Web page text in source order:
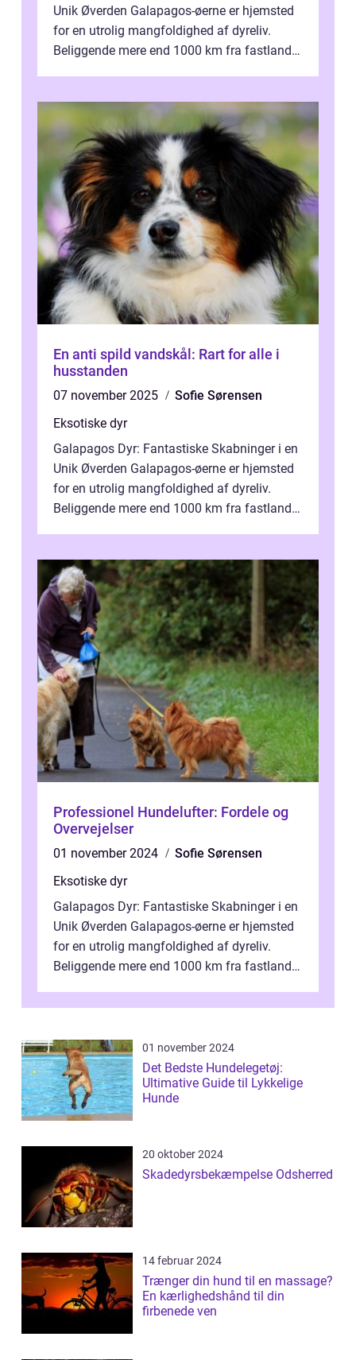
Unik Øverden Galapagos-øerne er hjemsted
for en utrolig mangfoldighed af dyreliv.
Beliggende mere end 1000 km fra fastlandet
En anti spild vandskål: Rart for alle i
husstanden
07 november 2025
Sofie Sørensen
Eksotiske dyr
Galapagos Dyr: Fantastiske Skabninger i en
Unik Øverden Galapagos-øerne er hjemsted
for en utrolig mangfoldighed af dyreliv.
Beliggende mere end 1000 km fra fastlandet
Professionel Hundelufter: Fordele og
Overvejelser
01 november 2024
Sofie Sørensen
Eksotiske dyr
Galapagos Dyr: Fantastiske Skabninger i en
Unik Øverden Galapagos-øerne er hjemsted
for en utrolig mangfoldighed af dyreliv.
Beliggende mere end 1000 km fra fastlandet
01 november 2024
Det Bedste Hundelegetøj:
Ultimative Guide til Lykkelige
Hunde
20 oktober 2024
Skadedyrsbekæmpelse Odsherred
14 februar 2024
Trænger din hund til en massage?
En kærlighedshånd til din
firbenede ven